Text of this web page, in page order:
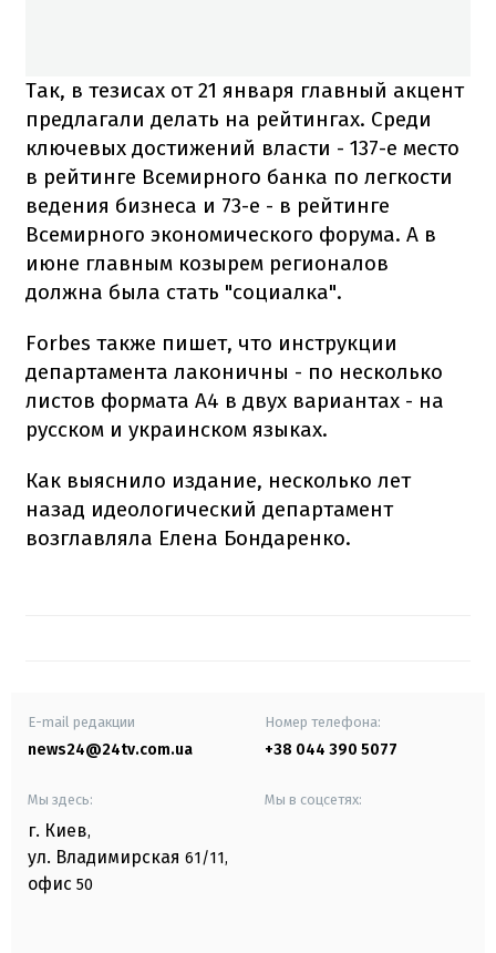
Так, в тезисах от 21 января главный акцент
предлагали делать на рейтингах. Среди
ключевых достижений власти - 137-е место
в рейтинге Всемирного банка по легкости
ведения бизнеса и 73-е - в рейтинге
Всемирного экономического форума. А в
июне главным козырем регионалов
должна была стать "социалка".
Forbes также пишет, что инструкции
департамента лаконичны - по несколько
листов формата А4 в двух вариантах - на
русском и украинском языках.
Как выяснило издание, несколько лет
назад идеологический департамент
возглавляла Елена Бондаренко.
E-mail редакции
news24@24tv.com.ua
Номер телефона:
+38 044 390 5077
Мы здесь:
г. Киев,
ул. Владимирская 61/11,
офис 50
Мы в соцсетях: